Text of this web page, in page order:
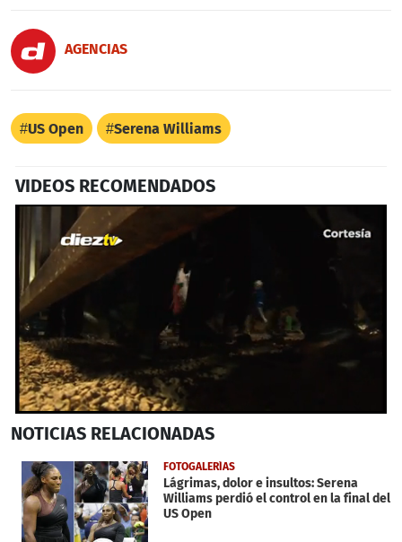
AGENCIAS
US Open Serena Williams
VIDEOS RECOMENDADOS
seconds
1
minute,
39
seconds
NOTICIAS RELACIONADAS
FOTOGALERÍAS
Lágrimas, dolor e insultos: Serena
Williams perdió el control en la final del
US Open